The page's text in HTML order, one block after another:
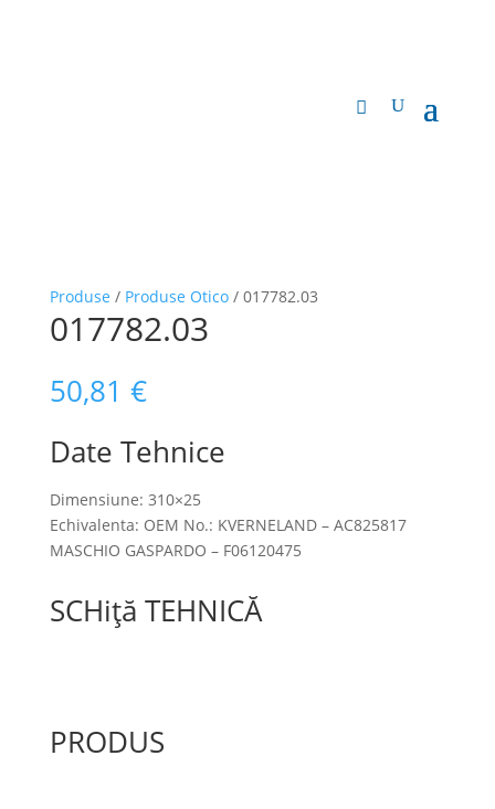
Produse / Produse Otico/ 017782.03
017782.03
50,81 €
Date Tehnice
Dimensiune: 310×25
Echivalenta: OEM No.: KVERNELAND – AC825817
MASCHIO GASPARDO – F06120475
SCHiță TEHNICĂ
PRODUS